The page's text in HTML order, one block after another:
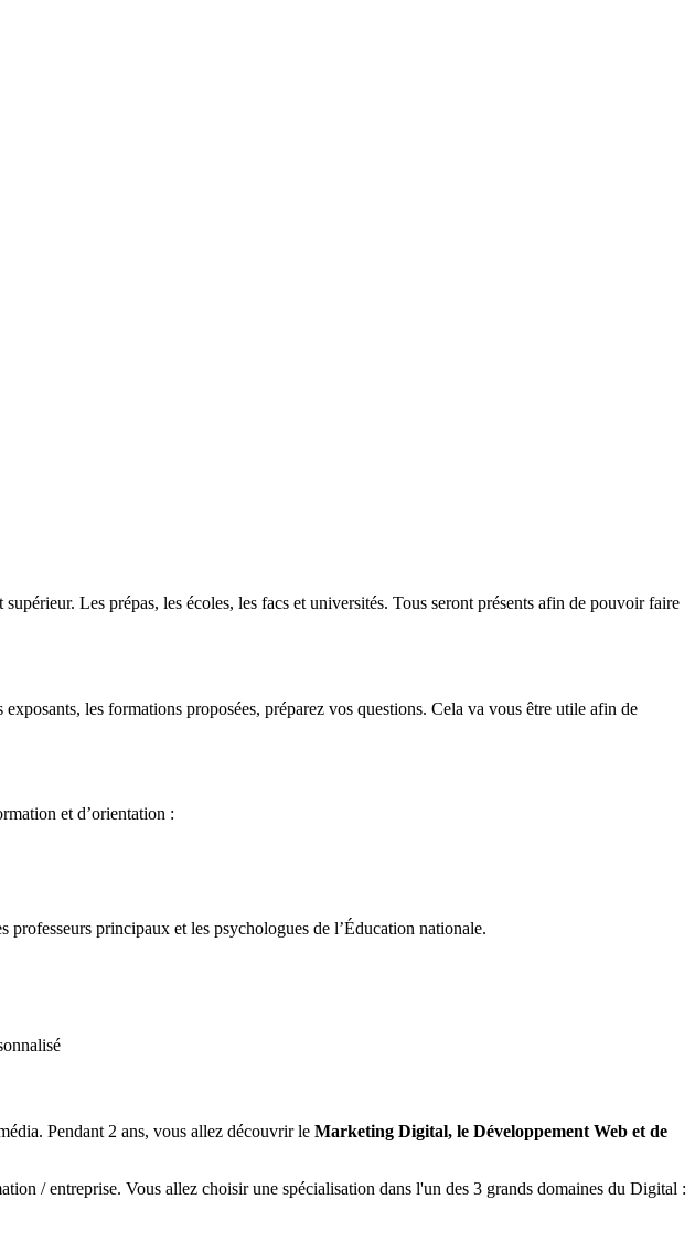
Les prépas, les écoles, les facs et universités. Tous seront présents afin de pouvoir faire
les formations proposées, préparez vos questions. Cela va vous être utile afin de
et d’orientation :
principaux et les psychologues de l’Éducation nationale.
Pendant 2 ans, vous allez découvrir le Marketing Digital, le Développement Web et de
/ entreprise. Vous allez choisir une spécialisation dans l'un des 3 grands domaines du Digital :